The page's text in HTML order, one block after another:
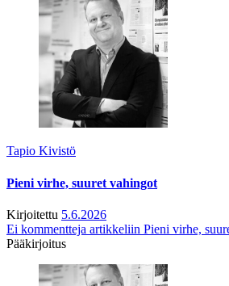
Tapio Kivistö
Pieni virhe, suuret vahingot
Kirjoitettu 5.6.2026
Ei kommentteja artikkeliin Pieni virhe,
Pääkirjoitus